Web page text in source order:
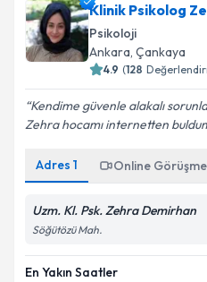
E-posta Adresiniz
Kişisel verilerimin
Metni'ni okudum ve
Klinik Psikolog
Psikoloji
Ankara, Çankaya
4.9 (128
Kendime güvenle alakalı
Zehra hocamı internetten
Adres 1 Online Görüşme
Uzm. Kl. Psk. Zehra Demirhan
Söğütözü Mah.
En Yakın Saatler